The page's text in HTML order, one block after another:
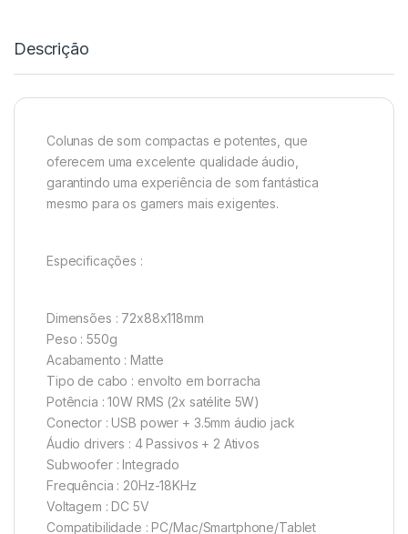
Descrição
Colunas de som compactas e potentes, que
oferecem uma excelente qualidade áudio,
garantindo uma experiência de som fantástica
mesmo para os gamers mais exigentes.
Especificações :
Dimensões : 72x88x118mm
Peso : 550g
Acabamento : Matte
Tipo de cabo : envolto em borracha
Potência : 10W RMS (2x satélite 5W)
Conector : USB power + 3.5mm áudio jack
Áudio drivers : 4 Passivos + 2 Ativos
Subwoofer : Integrado
Frequência : 20Hz-18KHz
Voltagem : DC 5V
Compatibilidade : PC/Mac/Smartphone/Tablet